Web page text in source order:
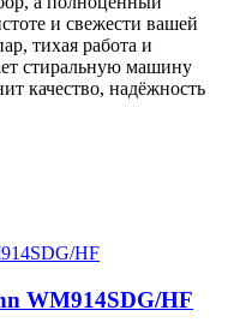
и свежести вашей
тихая работа и
стиральную машину
качество, надёжность
WM914SDG/HF